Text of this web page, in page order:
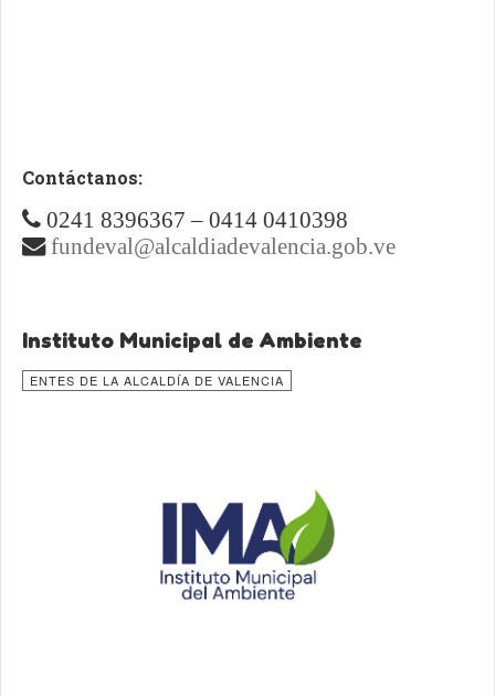
Contáctanos:
0241 8396367 – 0414 0410398
fundeval@alcaldiadevalencia.gob.ve
Instituto Municipal de Ambiente
ENTES DE LA ALCALDÍA DE VALENCIA